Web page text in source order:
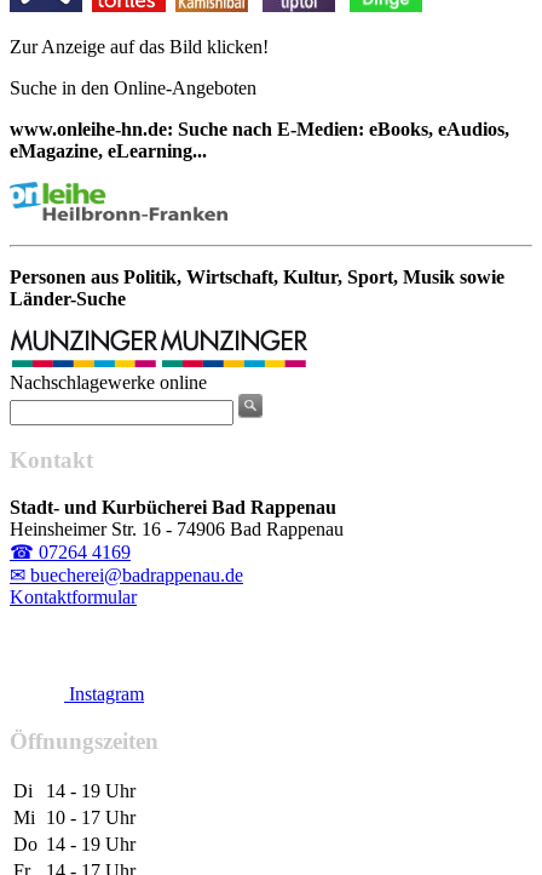
Zur Anzeige auf das Bild klicken!
Suche in den Online-Angeboten
www.onleihe-hn.de: Suche nach E-Medien: eBooks, eAudios,
eMagazine, eLearning...
Personen aus Politik, Wirtschaft, Kultur, Sport, Musik sowie
Länder-Suche
Nachschlagewerke online
Kontakt
Stadt- und Kurbücherei Bad Rappenau
Heinsheimer Str. 16 - 74906 Bad Rappenau
☎ 07264 4169
✉ buecherei@badrappenau.de
Kontaktformular
Instagram
Öffnungszeiten
Di
14 - 19 Uhr
Mi
10 - 17 Uhr
Do 14 - 19 Uhr